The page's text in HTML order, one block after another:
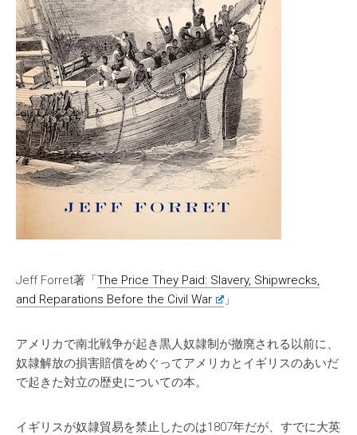
Jeff Forret著「The Price They Paid: Slavery, Shipwrecks,
and Reparations Before the Civil War
」
アメリカで南北戦争が起き黒人奴隷制が撤廃される以前に、
奴隷解放の損害賠償をめぐってアメリカとイギリスのあいだ
で起きた対立の歴史についての本。
イギリスが奴隷貿易を禁止したのは1807年だが、すでに大英